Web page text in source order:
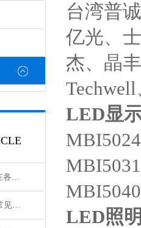
SY59119A1FCC原装正品在各领域中发挥着重要的作用
SY5800AFAC原装正品的常见故障及相应解决方案分享
台湾普
亿光、
杰、晶
LED显
LED照